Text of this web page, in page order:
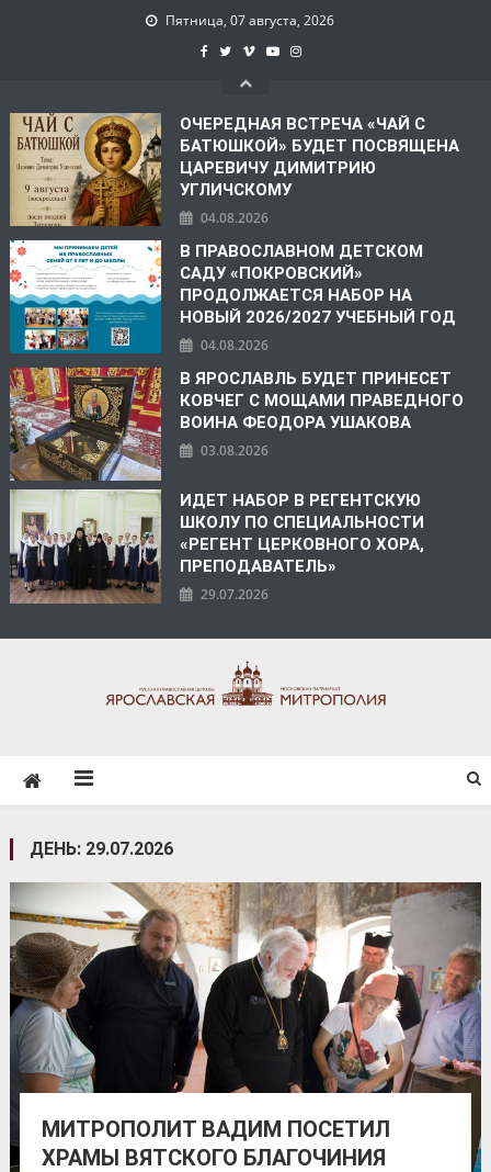
Пятница, 07 августа, 2026
ОЧЕРЕДНАЯ ВСТРЕЧА «ЧАЙ С
БАТЮШКОЙ» БУДЕТ ПОСВЯЩЕНА
ЦАРЕВИЧУ ДИМИТРИЮ
УГЛИЧСКОМУ
04.08.2026
В ПРАВОСЛАВНОМ ДЕТСКОМ
САДУ «ПОКРОВСКИЙ»
ПРОДОЛЖАЕТСЯ НАБОР НА
НОВЫЙ 2026/2027 УЧЕБНЫЙ ГОД
04.08.2026
В ЯРОСЛАВЛЬ БУДЕТ ПРИНЕСЕТ
КОВЧЕГ С МОЩАМИ ПРАВЕДНОГО
ВОИНА ФЕОДОРА УШАКОВА
03.08.2026
ИДЕТ НАБОР В РЕГЕНТСКУЮ
ШКОЛУ ПО СПЕЦИАЛЬНОСТИ
«РЕГЕНТ ЦЕРКОВНОГО ХОРА,
ПРЕПОДАВАТЕЛЬ»
29.07.2026
ДЕНЬ: 29.07.2026
МИТРОПОЛИТ ВАДИМ ПОСЕТИЛ
ХРАМЫ ВЯТСКОГО БЛАГОЧИНИЯ